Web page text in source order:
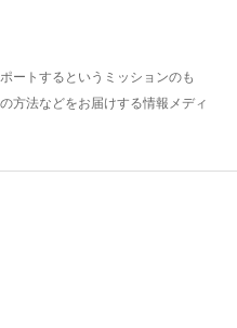
ートするというミッションのも
方法などをお届けする情報メディ